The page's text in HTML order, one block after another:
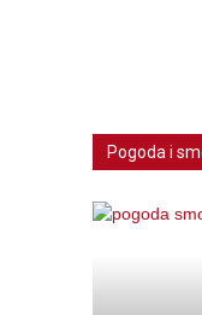
Pogoda i